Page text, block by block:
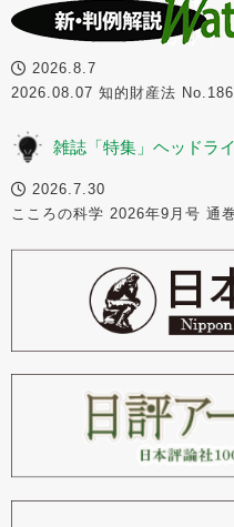
2026.8.7
2026.08.07 知的財産法
雑誌「特集」ヘッドラ
2026.7.30
こころの科学 2026年9月号 通